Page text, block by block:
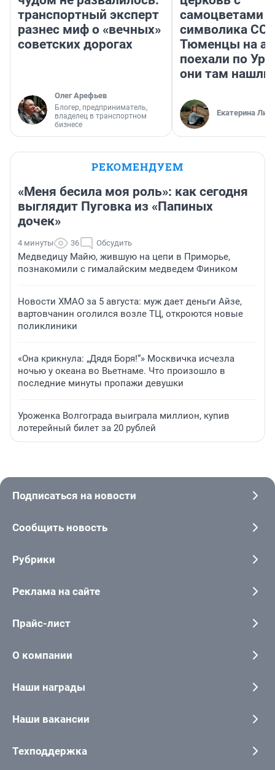
транспортный эксперт
разнес миф о «вечных»
советских дорогах
Олег Арефьев
Блогер, предприниматель,
владелец в транспортном
бизнесе
самоцветами
символика
Тюменцы на
поехали по
они там нашли
Екатерина
РЕКОМЕНДУЕМ
«Меня бесила моя роль»: как сегодня
выглядит Пуговка из «Папиных
дочек»
4 минуты 36 Обсудить
Медведицу Майю, жившую на цепи в Приморье,
познакомили с гималайским медведем Фиником
Новости ХМАО за 5 августа: муж дает деньги Айзе,
вартовчанин оголился возле ТЦ, откроются новые
поликлиники
«Она крикнула: „Дядя Боря!“» Москвичка исчезла
ночью у океана во Вьетнаме. Что произошло в
последние минуты пропажи девушки
Уроженка Волгограда выиграла миллион, купив
лотерейный билет за 20 рублей
Подписаться на новости
Сообщить новость
Рубрики
Реклама на сайте
Прайс-лист
О компании
Наши награды
Наши вакансии
Техподдержка